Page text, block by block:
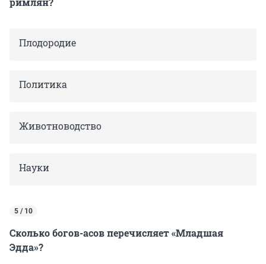
Плодородие
Политика
Животноводство
Науки
5 / 10
Сколько богов-асов перечисляет «Младшая
Эдда»?